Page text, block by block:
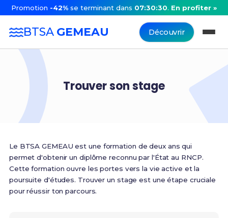
Promotion -42% se terminant dans 07:30:30. En profiter »
BTSA GEMEAU Découvrir
Trouver son stage
Le BTSA GEMEAU est une formation de deux ans qui
permet d'obtenir un diplôme reconnu par l'État au RNCP.
Cette formation ouvre les portes vers la vie active et la
poursuite d'études. Trouver un stage est une étape cruciale
pour réussir ton parcours.